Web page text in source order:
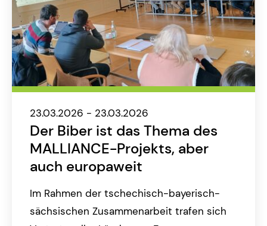
23.03.2026 - 23.03.2026
Der Biber ist das Thema des
MALLIANCE-Projekts, aber
auch europaweit
Im Rahmen der tschechisch-bayerisch-
sächsischen Zusammenarbeit trafen sich